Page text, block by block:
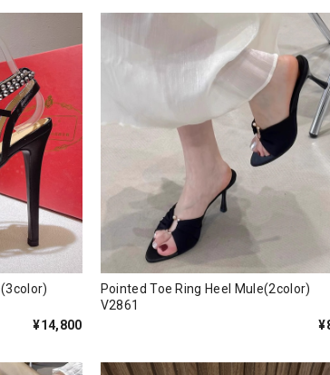
¥14,800
Pointed Toe Ring Heel Mule(2color)
V2861